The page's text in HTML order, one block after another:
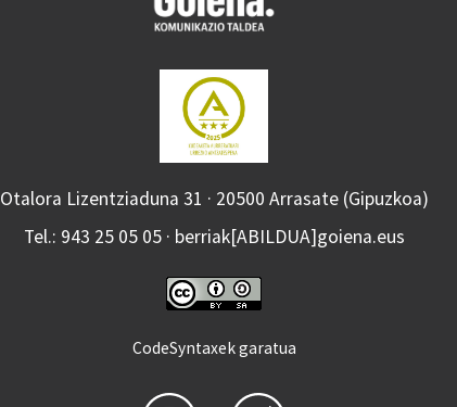
Otalora Lizentziaduna 31 · 20500 Arrasate (Gipuzkoa)
Tel.: 943 25 05 05 · berriak[ABILDUA]goiena.eus
CodeSyntaxek garatua